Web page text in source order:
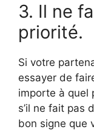
3. Il ne
priorité.
Si votre
essayer de
importe à quel
s’il ne fait pas
bon signe que